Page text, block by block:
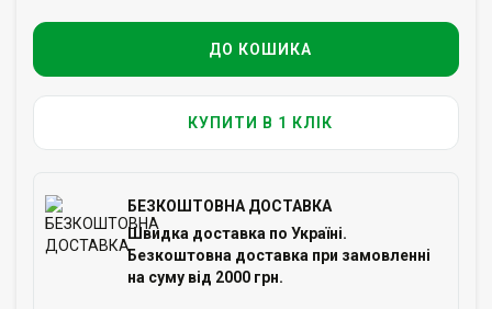
ДО КОШИКА
КУПИТИ В 1 КЛІК
БЕЗКОШТОВНА ДОСТАВКА
Швидка доставка по Україні.
Безкоштовна доставка при замовленні
на суму від 2000 грн.